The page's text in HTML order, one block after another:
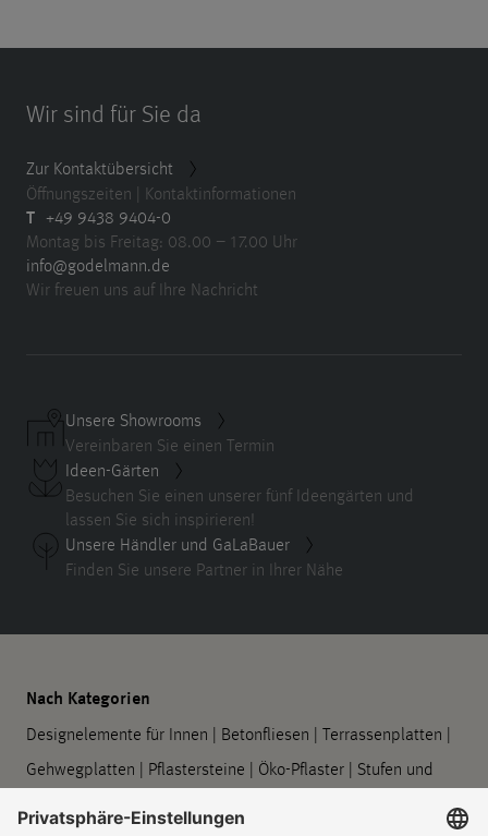
Wir sind für Sie da
Zur Kontaktübersicht
Öffnungszeiten | Kontaktinformationen
T +49 9438 9404-0
Montag bis Freitag: 08.00 – 17.00 Uhr
info@godelmann.de
Wir freuen uns auf Ihre Nachricht
Unsere Showrooms
Vereinbaren Sie einen Termin
Ideen-Gärten
Besuchen Sie einen unserer fünf Ideengärten und
lassen Sie sich inspirieren!
Unsere Händler und GaLaBauer
Finden Sie unsere Partner in Ihrer Nähe
Nach Kategorien
Designelemente für Innen Betonfliesen Terrassenplatten
Gehwegplatten
Pflastersteine Öko-Pflaster Stufen und